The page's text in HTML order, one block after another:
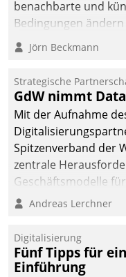
benachbarte und
Bedingungen
technisch die
fürs Wachsen öffnen?
Jörn Beckmann
Strategische
GdW nimmt
Mit der Aufnahme
Spitzenverband der
zentrale
Geschäftsmodelle
entwickeln.
Andreas Lerchner
Digitalisierung
Fünf Tipps für
Einführung